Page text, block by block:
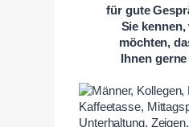
für gute
Sie kennen,
möchten,
Ihnen